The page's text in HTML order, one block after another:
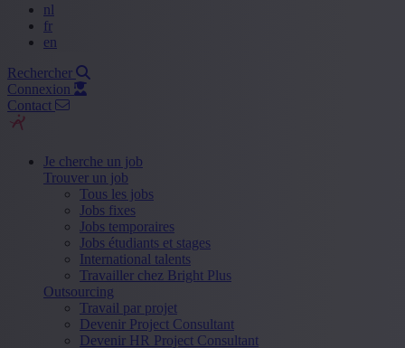
nl
fr
en
Rechercher
Connexion
Contact
Je cherche un job
Trouver un job
Tous les jobs
Jobs fixes
Jobs temporaires
Jobs étudiants et stages
International talents
Travailler chez Bright Plus
Outsourcing
Travail par projet
Devenir Project Consultant
Devenir HR Project Consultant